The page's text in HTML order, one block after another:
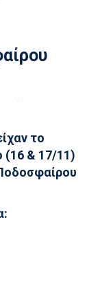
το
(16 & 17/11)